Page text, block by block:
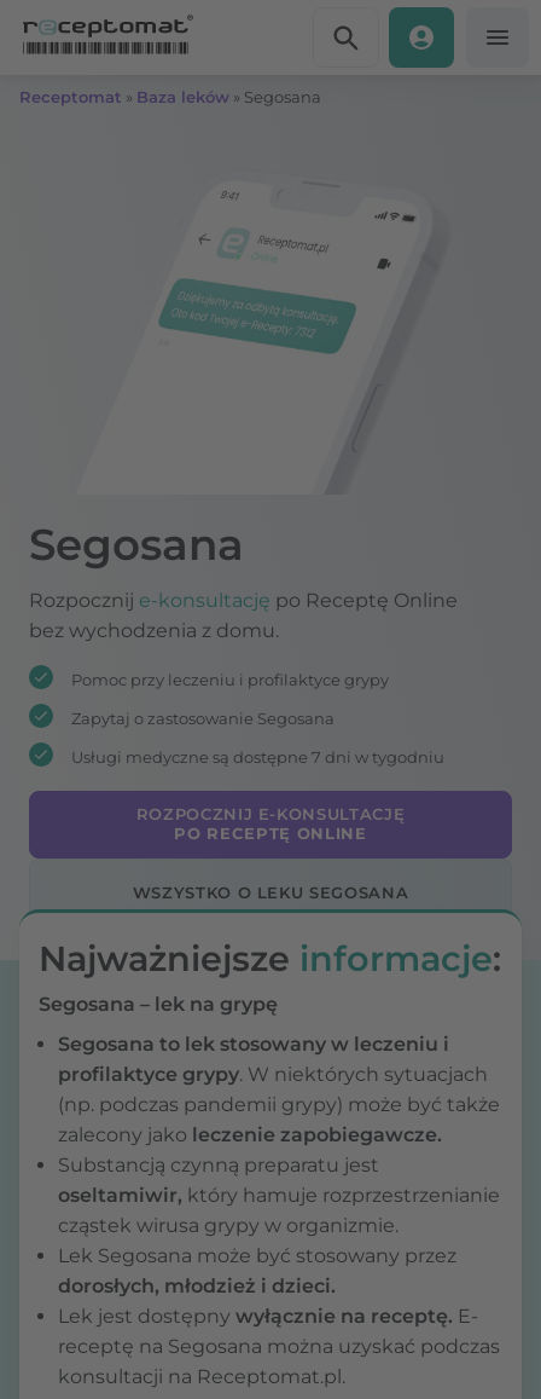
Receptomat » Baza leków » Segosana
Segosana
Rozpocznij e-konsultację po Receptę Online
bez wychodzenia z domu.
Pomoc przy leczeniu i profilaktyce grypy
Zapytaj o zastosowanie Segosana
Usługi medyczne są dostępne 7 dni w tygodniu
ROZPOCZNIJ E-KONSULTACJĘ
PO RECEPTĘ ONLINE
WSZYSTKO O LEKU SEGOSANA
Najważniejsze informacje:
Segosana – lek na grypę
Segosana to lek stosowany w leczeniu i
profilaktyce grypy. W niektórych sytuacjach
(np. podczas pandemii grypy) może być także
zalecony jako leczenie zapobiegawcze.
Substancją czynną preparatu jest
oseltamiwir, który hamuje rozprzestrzenianie
cząstek wirusa grypy w organizmie.
Lek Segosana może być stosowany przez
dorosłych, młodzież i dzieci.
Lek jest dostępny wyłącznie na receptę. E-
receptę na Segosana można uzyskać podczas
konsultacji na Receptomat.pl.